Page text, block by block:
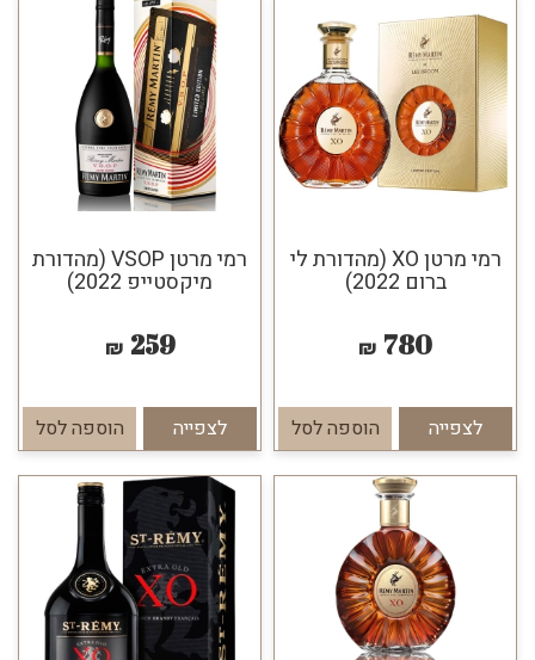
רמי מרטן XO (מהדורת לי
ברום 2022)
780
₪
לצפייה הוספה לסל
רמי מרטן VSOP (מהדורת
מיקסטייפ 2022)
259
₪
לצפייה הוספה לסל